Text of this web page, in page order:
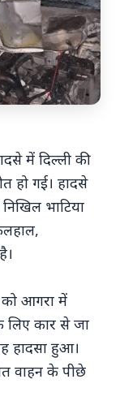
में
करते हुए
हत्या,
का
में दिल्ली की
हो गई। हादसे
भाटिया
को आगरा में
कार से जा
हादसा हुआ।
वाहन के पीछे